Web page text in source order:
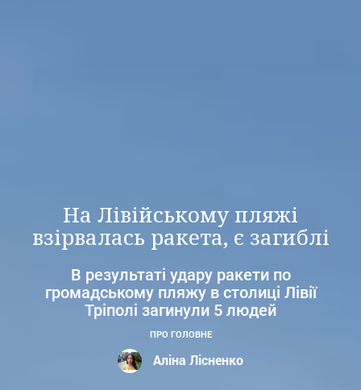
На Лівійському пляжі
взірвалась ракета, є загиблі
В результаті удару ракети по
громадському пляжу в столиці Лівії
Тріполі загинули 5 людей
ПРО ГОЛОВНЕ
Аліна Лісненко